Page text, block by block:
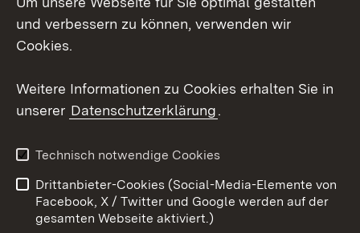
Barrierefreiheit
Kontakt
Cookies
und verbessern zu können, verwenden wir
Cookies.
Weitere Informationen zu Cookies erhalten Sie in
unserer Datenschutzerklärung.
Technisch notwendige Cookies
Drittanbieter-Cookies (Social-Media-Elemente von
Facebook, X / Twitter und Google werden auf der
gesamten Webseite aktiviert.)